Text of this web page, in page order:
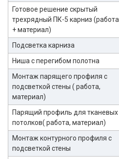
Готовое решение скрытый
трехрядный ПК-5 карниз (работа
+ материал)
Подсветка карниза
Ниша с перегибом полотна
Монтаж парящего профиля с
подсветкой стены ( работа,
материал)
Парящий профиль для тканевых
потолков( работа, материал)
Монтаж контурного профиля с
подсветкой стены